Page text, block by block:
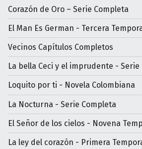
Corazón de Oro – Serie Completa
El Man Es German - Tercera
Vecinos Capítulos Completos
La bella Ceci y el imprudente - Serie
Loquito por ti - Novela Colombiana
La Nocturna - Serie Completa
El Señor de los cielos - Novena
La ley del corazón - Primera